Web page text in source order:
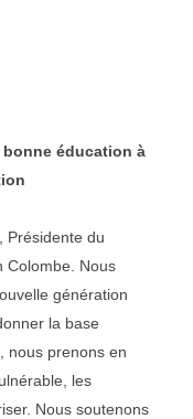
bonne éducation à
Présidente du
Colombe. Nous
génération
la base
nous prenons en
les
Nous soutenons